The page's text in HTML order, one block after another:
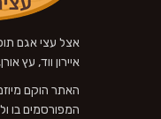
אצל עצי אגם
איירון ווד, עץ
האתר הוקם
המפורסמים בו